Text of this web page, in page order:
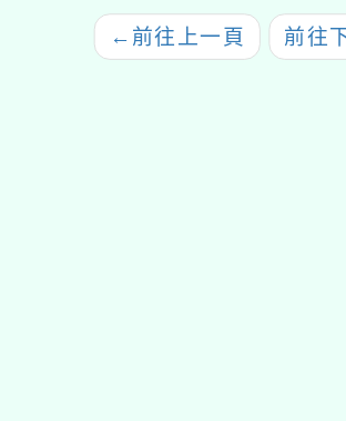
← 前往上一頁 前往